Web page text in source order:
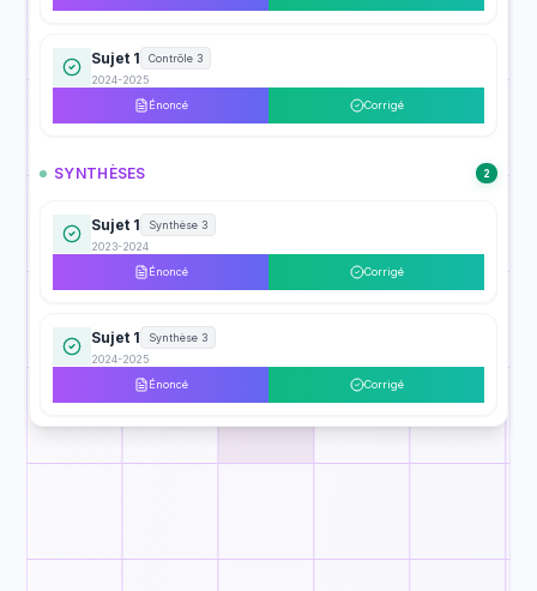
Sujet 1
Contrôle 3
2024-2025
Énoncé
Corrigé
SYNTHÈSES 2
Sujet 1
Synthèse 3
2023-2024
Énoncé
Corrigé
Sujet 1
Synthèse 3
2024-2025
Énoncé
Corrigé